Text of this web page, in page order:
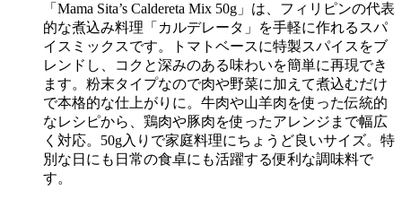
75g
【MAMA
SITA'S】
個
「Mama Sita’s Caldereta Mix 50g」は、フィリピンの代表
的な煮込み料理「カルデレータ」を手軽に作れるスパ
イスミックスです。トマトベースに特製スパイスをブ
レンドし、コクと深みのある味わいを簡単に再現でき
ます。粉末タイプなので肉や野菜に加えて煮込むだけ
で本格的な仕上がりに。牛肉や山羊肉を使った伝統的
なレシピから、鶏肉や豚肉を使ったアレンジまで幅広
く対応。50g入りで家庭料理にちょうど良いサイズ。特
別な日にも日常の食卓にも活躍する便利な調味料で
す。